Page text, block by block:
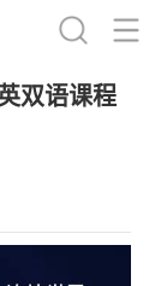
双语课程